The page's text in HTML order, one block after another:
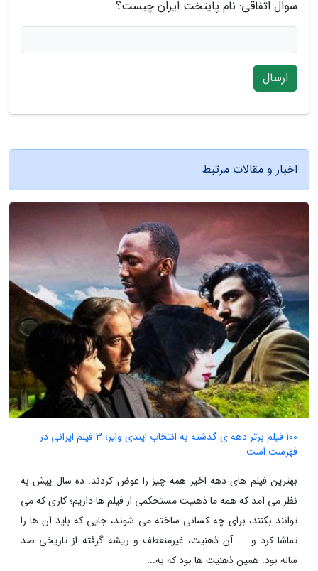
سوال اتفاقی: نام پایتخت ایران چیست؟
ارسال
اخبار و مقالات مرتبط
100 فیلم برتر دهه ی گذشته به انتخاب ایندی وایر؛ 3 فیلم ایرانی در
فهرست است
بهترین فیلم های دهه اخیر همه چیز را عوض کردند. ده سال پیش به
نظر می آمد که همه ما ذهنیت مستحکمی از فیلم ها داریم؛ کاری که می
توانند بکنند، برای چه کسانی ساخته می شوند، جایی که باید آن ها را
تماشا کرد و… . آن ذهنیت، غیرمنعطف و ریشه گرفته از تاریخی صد
ساله بود. همین ذهنیت ها بود که به...